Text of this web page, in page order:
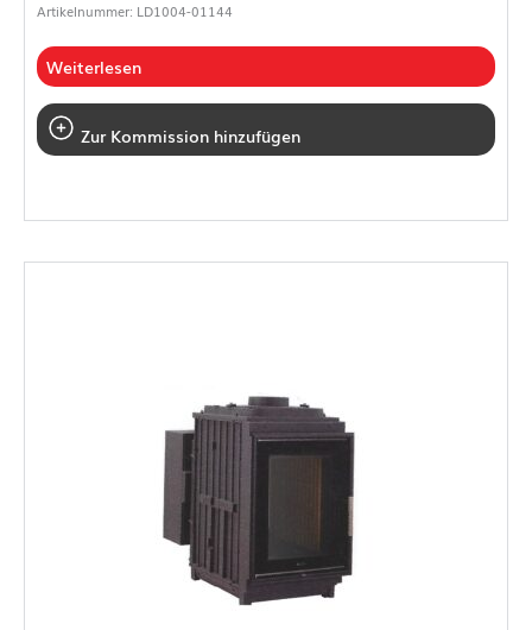
Artikelnummer: LD1004-01144
Weiterlesen
Zur Kommission hinzufügen